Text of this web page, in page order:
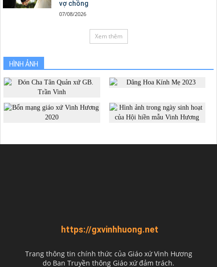
vợ chồng
07/08/2026
Xem thêm
HÌNH ẢNH
https://gxvinhhuong.net
Trang thông tin chính thức của Giáo xứ Vinh Hương
do Ban Truyền thông Giáo xứ đảm trách.